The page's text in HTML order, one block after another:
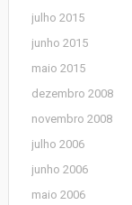
julho 2015
junho 2015
maio 2015
dezembro 2008
novembro 2008
julho 2006
junho 2006
maio 2006